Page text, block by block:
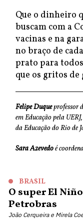
Que o dinheiro
buscam com a
vacinas e na
no braço de
prato para
que os gritos de
Felipe Duqueprofessor
em Educação pela
da Educação do Rio de
Sara Azevedoé
BRASIL
O super El
Petrobras
João Cerqueira e Mirela